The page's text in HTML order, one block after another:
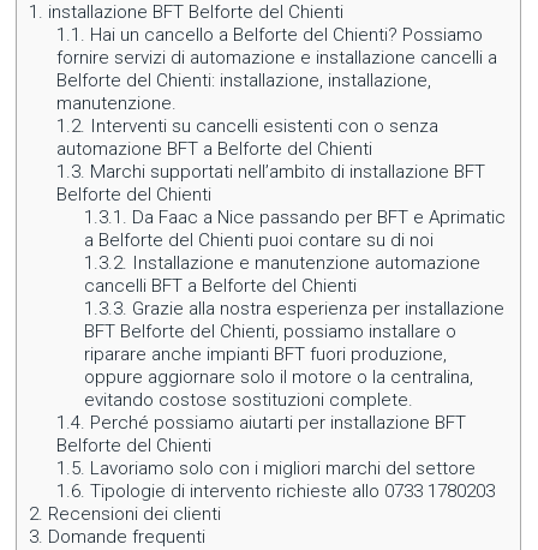
1. installazione BFT Belforte del Chienti
1.1. Hai un cancello a Belforte del Chienti? Possiamo
fornire servizi di automazione e installazione cancelli a
Belforte del Chienti: installazione, installazione,
manutenzione.
1.2. Interventi su cancelli esistenti con o senza
automazione BFT a Belforte del Chienti
1.3. Marchi supportati nell’ambito di installazione BFT
Belforte del Chienti
1.3.1. Da Faac a Nice passando per BFT e Aprimatic
a Belforte del Chienti puoi contare su di noi
1.3.2. Installazione e manutenzione automazione
cancelli BFT a Belforte del Chienti
1.3.3. Grazie alla nostra esperienza per installazione
BFT Belforte del Chienti, possiamo installare o
riparare anche impianti BFT fuori produzione,
oppure aggiornare solo il motore o la centralina,
evitando costose sostituzioni complete.
1.4. Perché possiamo aiutarti per installazione BFT
Belforte del Chienti
1.5. Lavoriamo solo con i migliori marchi del settore
1.6. Tipologie di intervento richieste allo 0733 1780203
2. Recensioni dei clienti
3. Domande frequenti